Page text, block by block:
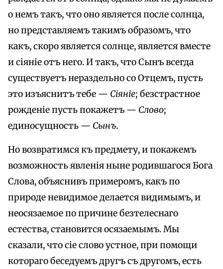
о немъ такъ, что оно является после солнца,
но представляемъ такимъ образомъ, что
какъ, скоро является солнце, является вместе
и сіяніе отъ него. И такъ, что Сынъ всегда
существуетъ нераздельно со Отцемъ, пусть
это изъяснитъ тебе — Сіяніе; безстрастное
рожденіе пусть покажетъ — Слово;
единосущность — Сынъ.
Но возвратимся къ предмету, и покажемъ
возможность явленія ныне родившагося Бога
Слова, объяснивъ примеромъ, какъ по
природе невидимое делается видимымъ, и
неосязаемое по причине безтелеснаго
естества, становится осязаемымъ. Мы
сказали, что сіе слово устное, при помощи
котораго беседуемъ другъ съ другомъ, есть